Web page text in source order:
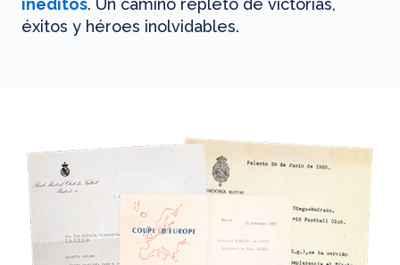
inéditos. Un camino repleto de victorias,
éxitos y héroes inolvidables.